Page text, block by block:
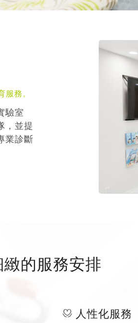
服務。
驗室
，並提
業診斷
緻的服務安排
人性化服務